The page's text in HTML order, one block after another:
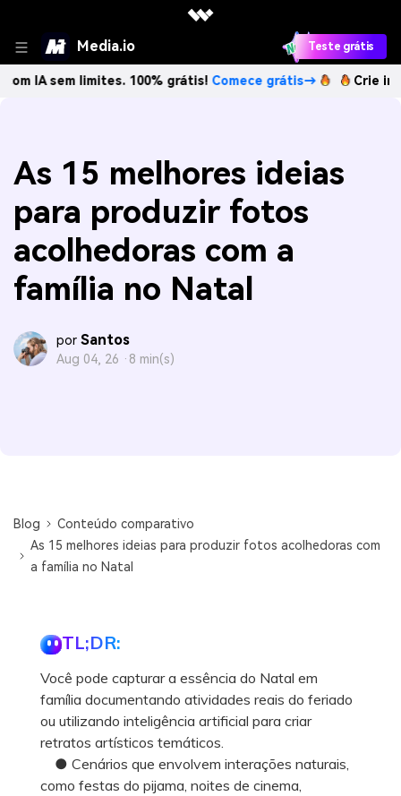
Media.io Teste grátis
100% grátis!Comece grátis→ Crie imagens com IA
As 15 melhores ideias
para produzir fotos
acolhedoras com a
família no Natal
por Santos
Aug 04, 26 · 8 min(s)
Blog
Conteúdo comparativo
As 15 melhores ideias para produzir fotos acolhedoras com
a família no Natal
TL;DR:
Você pode capturar a essência do Natal em
família documentando atividades reais do feriado
ou utilizando inteligência artificial para criar
retratos artísticos temáticos.
● Cenários que envolvem interações naturais,
como festas do pijama, noites de cinema,